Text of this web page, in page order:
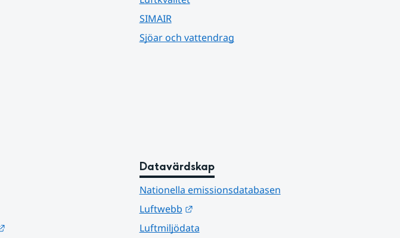
SIMAIR
Sjöar och vattendrag
Datavärdskap
Nationella emissionsdatabasen
Luftwebb
Länk till annan webbplats.
Luftmiljödata